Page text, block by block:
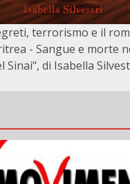
terrorismo e il
- Sangue e morte
Sinai", di Isabella